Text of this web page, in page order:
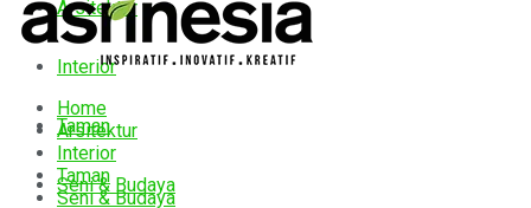
Arsitektur
Interior
Taman
Seni & Budaya
Home
Arsitektur
Interior
Taman
Seni & Budaya